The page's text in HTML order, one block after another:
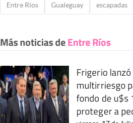
Entre Ríos Gualeguay escapadas
Más noticias deEntre Ríos
Frigerio
multirriesgo
fondo de u$s
proteger a